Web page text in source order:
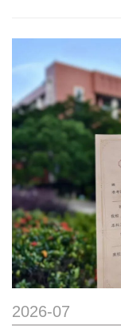
服务西部计
将踏上西行
下广州华商学
里出发，奔
2026-07